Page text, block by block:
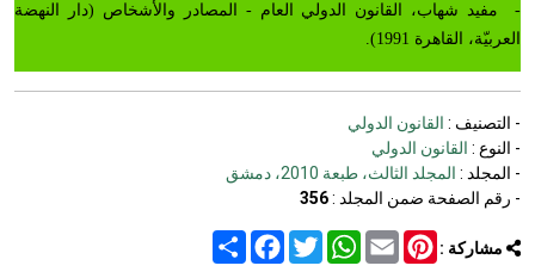
- مفيد شهاب، القانون الدولي العام - المصادر والأشخاص (دار النهضة
العربيّة، القاهرة 1991).
- التصنيف : القانون الدولي
- النوع : القانون الدولي
- المجلد : المجلد الثالث، طبعة 2010، دمشق
- رقم الصفحة ضمن المجلد :356
مشاركة : Share
FacebookTwitter
WhatsAppEmail
Pinterest